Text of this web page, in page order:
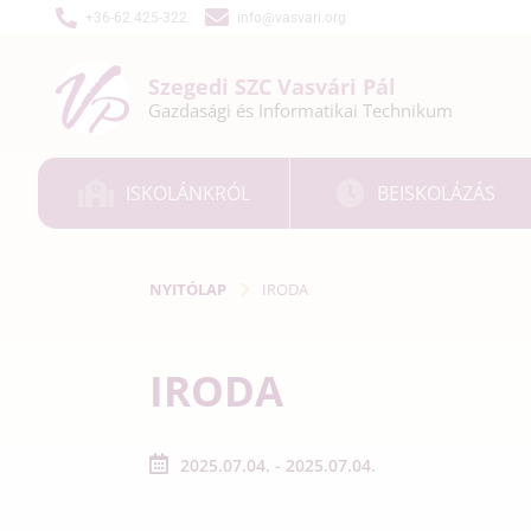
+36-62 425-322 info@vasvari.org
Szegedi SZC Vasvári Pál
Gazdasági és Informatikai Technikum
ISKOLÁNKRÓL BEISKOLÁZÁS
NYITÓLAP IRODA
IRODA
2025.07.04. - 2025.07.04.